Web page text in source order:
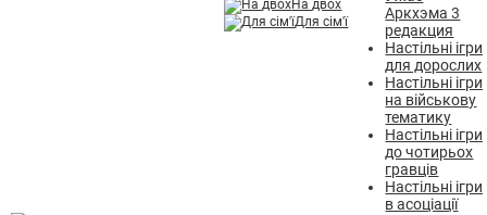
На двох
Для сім'ї
Аркхэма 3
редакция
Настільні ігри
для дорослих
Настільні ігри
на військову
тематику
Настільні ігри
до чотирьох
гравців
Настільні ігри
в асоціації